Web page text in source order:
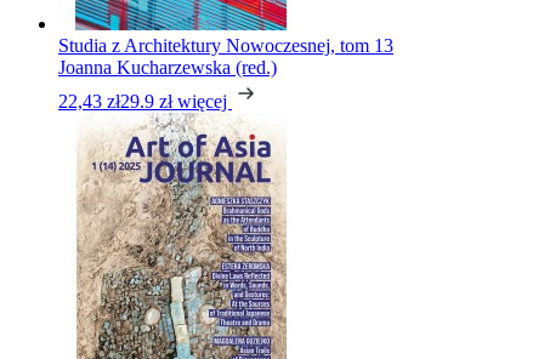
Studia z Architektury Nowoczesnej, tom 13
Joanna Kucharzewska (red.)
22,43 zł29.9 zł więcej